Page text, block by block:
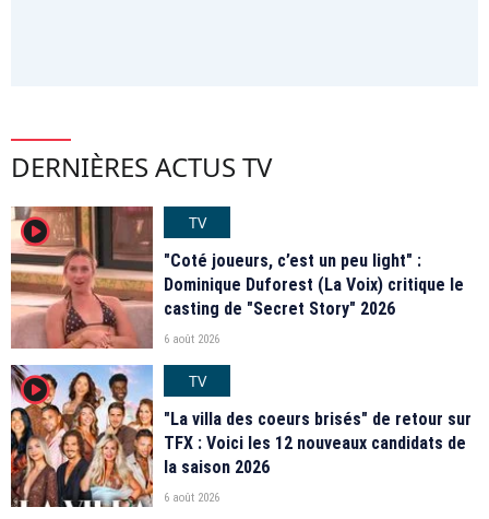
DERNIÈRES ACTUS TV
player2
TV
"Coté joueurs, c’est un peu light" :
Dominique Duforest (La Voix) critique le
casting de "Secret Story" 2026
6 août 2026
player2
TV
"La villa des coeurs brisés" de retour sur
TFX : Voici les 12 nouveaux candidats de
la saison 2026
6 août 2026